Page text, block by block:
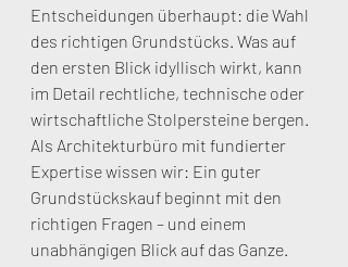
Entscheidungen überhaupt: die Wahl
des richtigen Grundstücks. Was auf
den ersten Blick idyllisch wirkt, kann
im Detail rechtliche, technische oder
wirtschaftliche Stolpersteine bergen.
Als Architekturbüro mit fundierter
Expertise wissen wir: Ein guter
Grundstückskauf beginnt mit den
richtigen Fragen – und einem
unabhängigen Blick auf das Ganze.